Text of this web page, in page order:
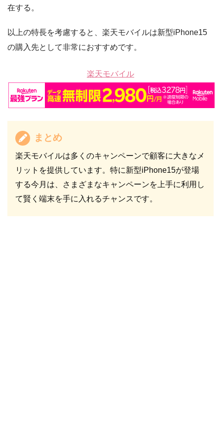
在する。
以上の特長を考慮すると、楽天モバイルは新型iPhone15
の購入先として非常におすすめです。
楽天モバイル
まとめ
楽天モバイルは多くのキャンペーンで顧客に大きなメ
リットを提供しています。特に新型iPhone15が登場
する今月は、さまざまなキャンペーンを上手に利用し
て賢く端末を手に入れるチャンスです。